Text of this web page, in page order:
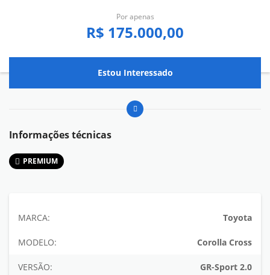
Por apenas
R$ 175.000,00
Estou Interessado
Informações técnicas
PREMIUM
MARCA: Toyota
MODELO: Corolla Cross
VERSÃO: GR-Sport 2.0